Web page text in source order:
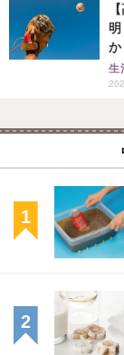
か
生